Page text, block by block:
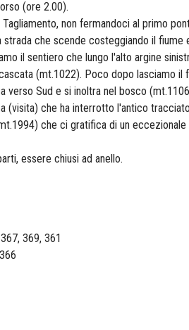
(ore 2.00).
non fermandoci al primo
che scende costeggiando il
il sentiero che lungo l'alto argine
(mt.1022). Poco dopo lasciamo
Sud e si inoltra nel bosco
che ha interrotto l'antico
che ci gratifica di un
essere chiusi ad anello.
369, 361